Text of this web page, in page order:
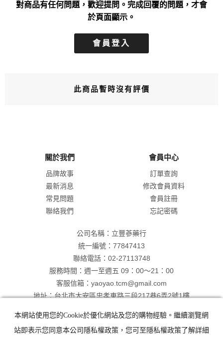
對商品有任何問題，歡迎提問。完成回覆的問題，才會
於頁面顯示。
會員登入
此商品暫時沒有評價
關於我們
品牌故事
最新消息
常見問題
聯絡我們
會員中心
訂單查詢
修改會員資料
會員註冊
忘記密碼
公司名稱：立豐蔘藥行
統一編號：77847413
聯絡電話：02-27113748
服務時間：週一至週五 09：00～21：00
客服信箱：yaoyao.tcm@gmail.com
地址：台北市大安區忠孝東路三段217巷6弄2號1樓
本網站使用您的Cookie於優化網站及您的購物經驗。繼續瀏覽網
站即表示您同意本公司隱私權政策，您可至隱私權政策了解詳細